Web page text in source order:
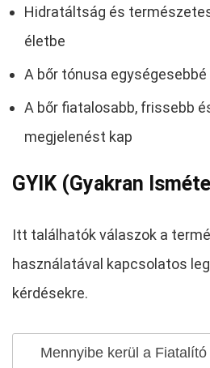
Hidratáltság és
életbe
A bőr tónusa
A bőr fiatalosabb, frissebb
megjelenést kap
GYIK (Gyakran
Itt találhatók válaszok a
használatával kapcsolatos
kérdésekre.
Mennyibe kerül a Fiatalító